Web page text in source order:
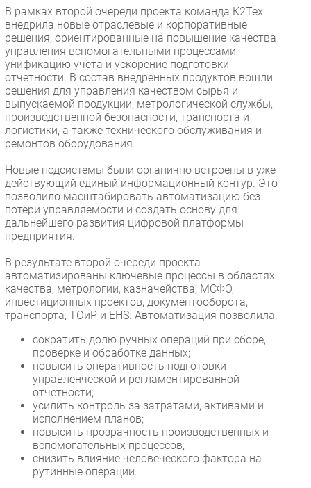
В рамках второй очереди проекта команда К2Тех
внедрила новые отраслевые и корпоративные
решения, ориентированные на повышение качества
управления вспомогательными процессами,
унификацию учета и ускорение подготовки
отчетности. В состав внедренных продуктов вошли
решения для управления качеством сырья и
выпускаемой продукции, метрологической службы,
производственной безопасности, транспорта и
логистики, а также технического обслуживания и
ремонтов оборудования.
Новые подсистемы были органично встроены в уже
действующий единый информационный контур. Это
позволило масштабировать автоматизацию без
потери управляемости и создать основу для
дальнейшего развития цифровой платформы
предприятия.
В результате второй очереди проекта
автоматизированы ключевые процессы в областях
качества, метрологии, казначейства, МСФО,
инвестиционных проектов, документооборота,
транспорта, ТОиР и EHS. Автоматизация позволила:
сократить долю ручных операций при сборе,
проверке и обработке данных;
повысить оперативность подготовки
управленческой и регламентированной
отчетности;
усилить контроль за затратами, активами и
исполнением планов;
повысить прозрачность производственных и
вспомогательных процессов;
снизить влияние человеческого фактора на
рутинные операции.